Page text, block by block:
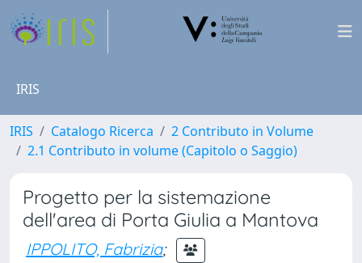
IRIS
IRIS Catalogo Ricerca
2 Contributo in Volume
2.1 Contributo in volume (Capitolo o Saggio)
Progetto per la sistemazione
dell'area di Porta Giulia a Mantova
IPPOLITO, Fabrizia;